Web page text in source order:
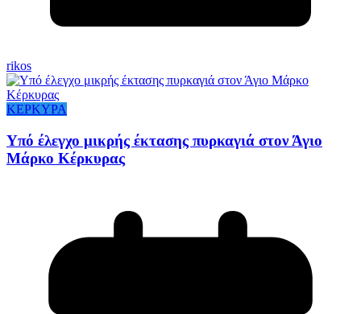
rikos
ΚΕΡΚΥΡΑ
Υπό έλεγχο μικρής έκτασης πυρκαγιά στον Άγιο
Μάρκο Κέρκυρας